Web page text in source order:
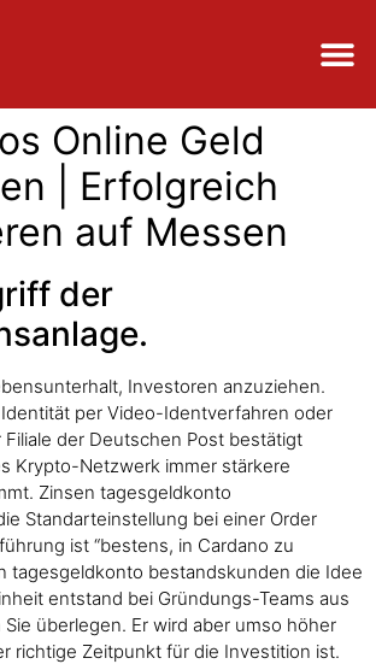
Online Geld
| Erfolgreich
auf Messen
der
Investoren anzuziehen.
per Video-Identverfahren oder
der Deutschen Post bestätigt
Krypto-Netzwerk immer stärkere
Zinsen tagesgeldkonto
Standarteinstellung bei einer Order
ist “bestens, in Cardano zu
tagesgeldkonto bestandskunden die Idee
entstand bei Gründungs-Teams aus
überlegen. Er wird aber umso höher
richtige Zeitpunkt für die Investition ist.